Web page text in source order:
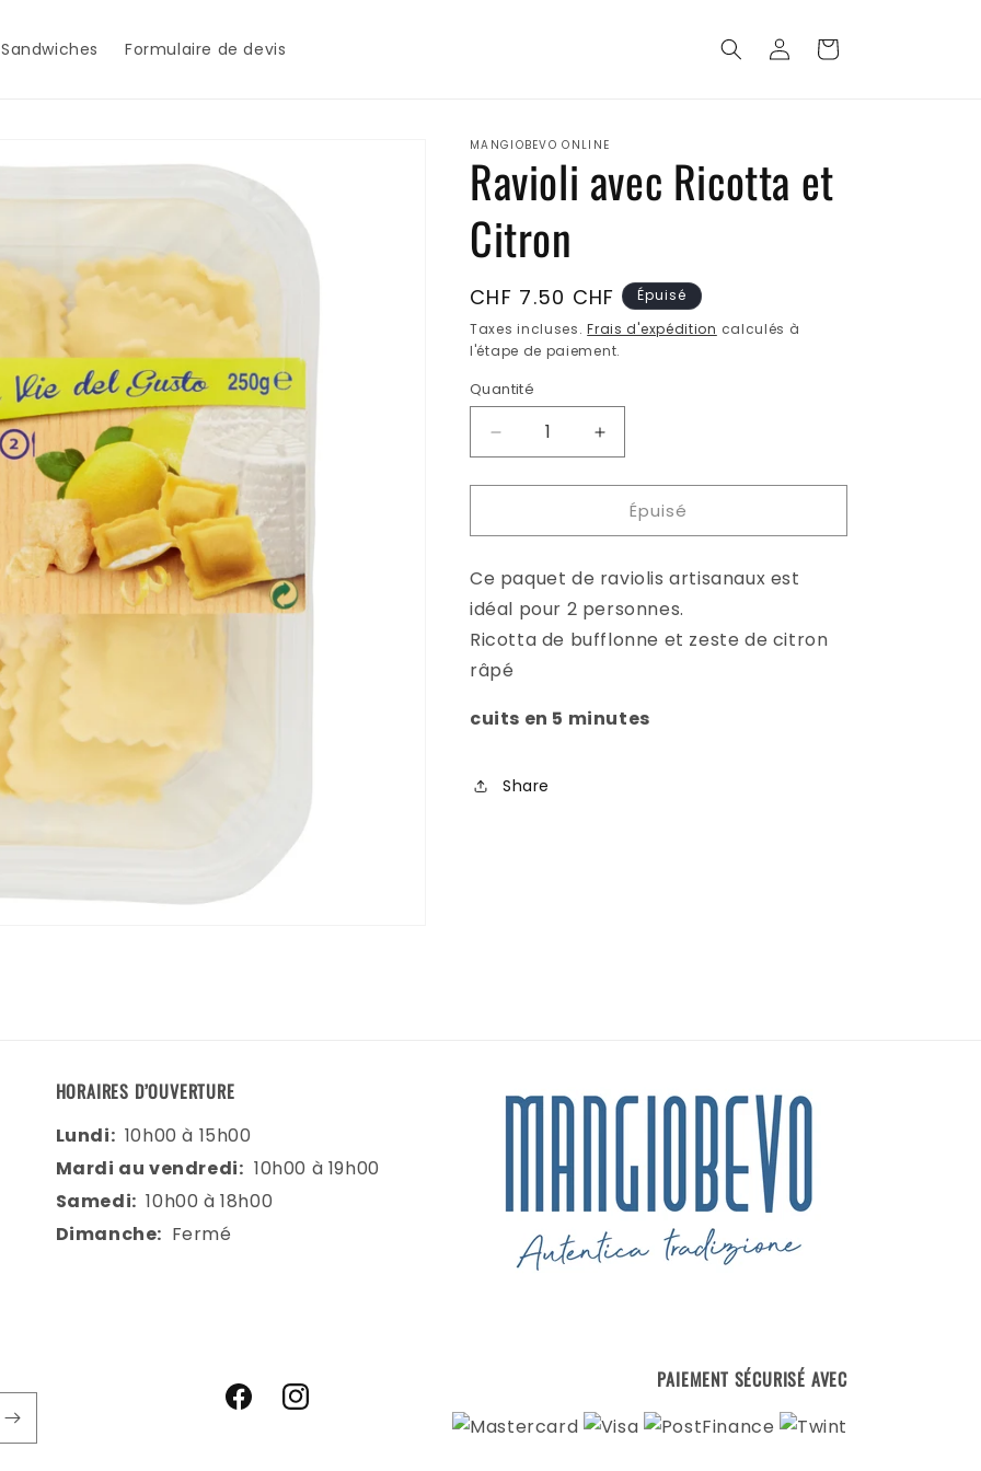
Sandwiches Formulaire de devis ConnexionPanier
MANGIOBEVO ONLINE
Ravioli avec Ricotta et
Citron
Prix
habituel
CHF 7.50 CHF
Épuisé
Taxes incluses.Frais d'expédition calculés à
l'étape de paiement.
Quantité
Réduire
la
quantité
Ravioli
Ricotta
et
Citron
Augmenter
la
quantité
Ravioli
Ricotta
et
Épuisé
Ce paquet de raviolis artisanaux est
idéal pour 2 personnes.
Ricotta de bufflonne et zeste de citron
râpé
cuits en 5 minutes
Share
HORAIRES D’OUVERTURE
Lundi: 10h00 à 15h00
Mardi au vendredi: 10h00 à 19h00
Samedi: 10h00 à 18h00
Dimanche: Fermé
FacebookInstagram
PAIEMENT SÉCURISÉ AVEC